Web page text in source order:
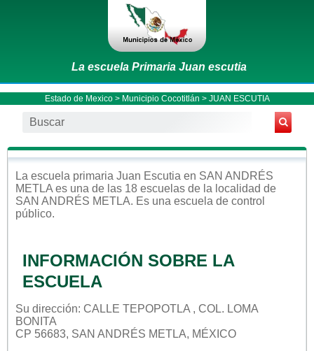
La escuela Primaria Juan escutia
Estado de Mexico> Municipio Cocotitlán > JUAN ESCUTIA
La escuela primaria Juan Escutia en SAN ANDRÉS
METLA es una de las 18 escuelas de la localidad de
SAN ANDRÉS METLA. Es una escuela de control
público.
INFORMACIÓN SOBRE LA
ESCUELA
Su dirección: CALLE TEPOPOTLA , COL. LOMA
BONITA
CP 56683, SAN ANDRÉS METLA, MÉXICO